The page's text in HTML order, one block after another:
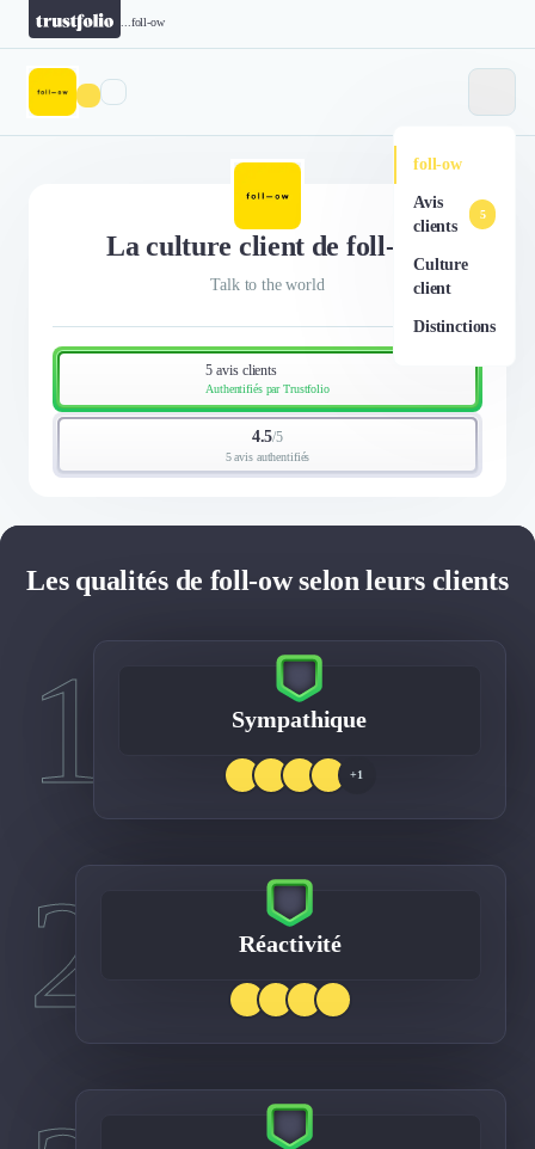
foll-ow
foll-ow
Avis
clients
5
Culture
client
Distinctions
La culture client de foll-ow
Talk to the world
5 avis clients
Authentifiés par Trustfolio
4.5/5
5 avis authentifiés
Les qualités de foll-ow selon leurs clients
1 Sympathique
+1
2 Réactivité